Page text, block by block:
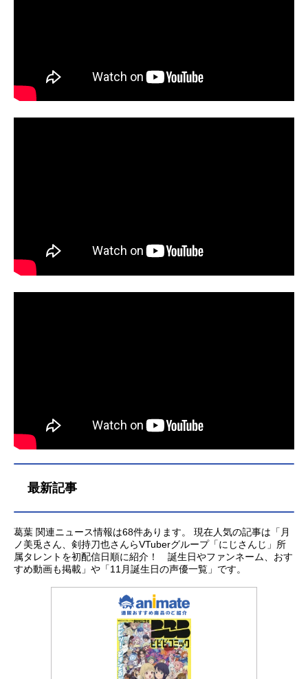
最新記事
葛葉 関連ニュース情報は68件あります。 現在人気の記事は「月
ノ美兎さん、剣持刀也さんらVTuberグループ「にじさんじ」所
属タレントを初配信日順に紹介！ 誕生日やファンネーム、おす
すめ動画も掲載」や「11月誕生日の声優一覧」です。